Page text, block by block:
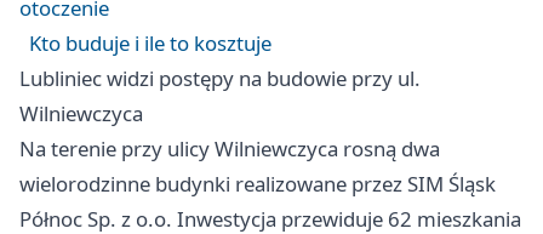
otoczenie
Kto buduje i ile to kosztuje
Lubliniec widzi postępy na budowie przy ul.
Wilniewczyca
Na terenie przy ulicy Wilniewczyca rosną dwa
wielorodzinne budynki realizowane przez SIM Śląsk
Północ Sp. z o.o. Inwestycja przewiduje 62 mieszkania